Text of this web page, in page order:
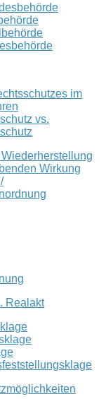
im
vs.
Wirkung
Realakt